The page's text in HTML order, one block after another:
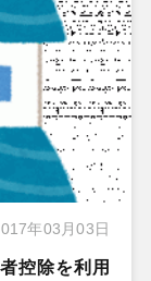
年03月03日
控除を利用